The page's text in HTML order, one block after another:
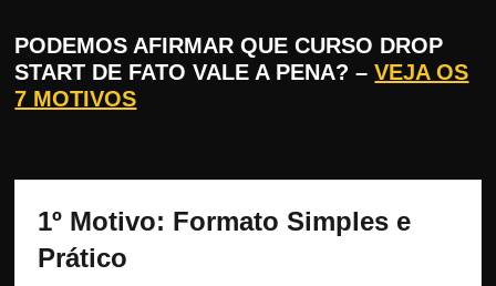
PODEMOS AFIRMAR QUE CURSO DROP
START DE FATO VALE A PENA? –VEJA OS
7 MOTIVOS
1º Motivo: Formato Simples e
Prático